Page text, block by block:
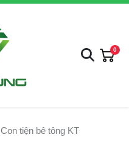
0
Con tiện bê tông KT